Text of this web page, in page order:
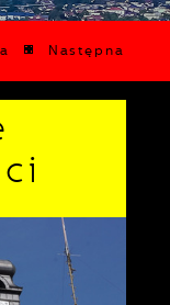
Następna